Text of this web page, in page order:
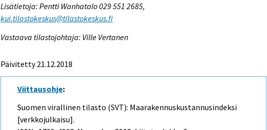
Lisätietoja: Pentti Wanhatalo 029 551 2685,
kui.tilastokeskus@tilastokeskus.fi
Vastaava tilastojohtaja: Ville Vertanen
Päivitetty 21.12.2018
Viittausohje:
Suomen virallinen tilasto (SVT): Maarakennuskustannusindeksi
[verkkojulkaisu].